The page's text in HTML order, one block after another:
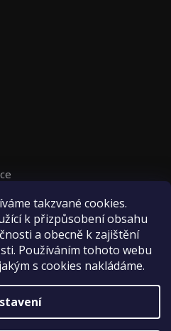
takzvané cookies.
k přizpůsobení obsahu
a obecně k zajištění
Používáním tohoto webu
s cookies nakládáme.
Shoptet